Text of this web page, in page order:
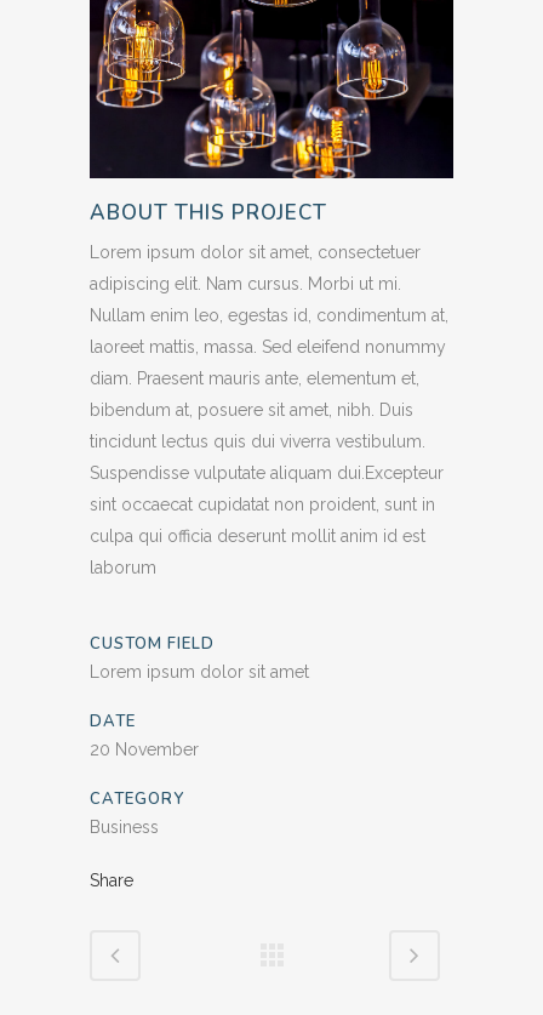
ABOUT THIS PROJECT
Lorem ipsum dolor sit amet, consectetuer
adipiscing elit. Nam cursus. Morbi ut mi.
Nullam enim leo, egestas id, condimentum at,
laoreet mattis, massa. Sed eleifend nonummy
diam. Praesent mauris ante, elementum et,
bibendum at, posuere sit amet, nibh. Duis
tincidunt lectus quis dui viverra vestibulum.
Suspendisse vulputate aliquam dui.Excepteur
sint occaecat cupidatat non proident, sunt in
culpa qui officia deserunt mollit anim id est
laborum
CUSTOM FIELD
Lorem ipsum dolor sit amet
DATE
20 November
CATEGORY
Business
Share